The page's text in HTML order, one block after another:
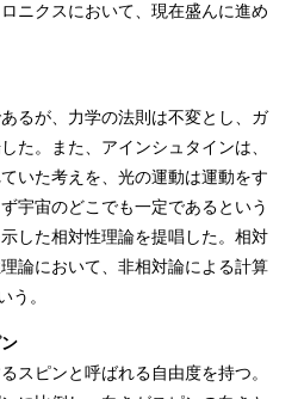
ニクスにおいて、現在盛んに進め
るが、力学の法則は不変とし、ガ
た。また、アインシュタインは、
いた考えを、光の運動は運動をす
宇宙のどこでも一定であるという
した相対性理論を提唱した。相対
論において、非相対論による計算
う。
スピンと呼ばれる自由度を持つ。